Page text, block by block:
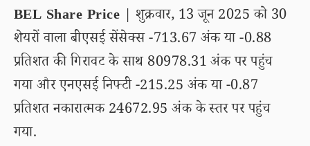
BEL Share Price | शुक्रवार, 13 जून 2025 को 30
शेयरों वाला बीएसई सेंसेक्स -713.67 अंक या -0.88
प्रतिशत की गिरावट के साथ 80978.31 अंक पर पहुंच
गया और एनएसई निफ्टी -215.25 अंक या -0.87
प्रतिशत नकारात्मक 24672.95 अंक के स्तर पर पहुंच
गया.